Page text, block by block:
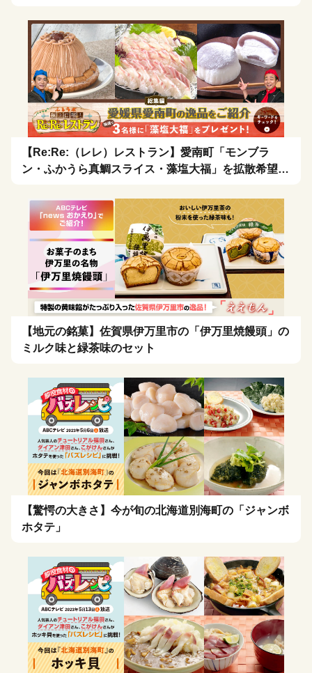
【Re:Re:（レレ）レストラン】愛南町「モンブラ
ン・ふかうら真鯛スライス・藻塩大福」を拡散希望！
【地元の銘菓】佐賀県伊万里市の「伊万里焼饅頭」の
ミルク味と緑茶味のセット
【驚愕の大きさ】今が旬の北海道別海町の「ジャンボ
ホタテ」